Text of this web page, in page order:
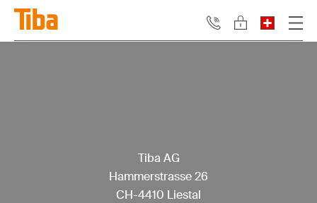
Tiba AG
Hammerstrasse 26
CH-4410 Liestal